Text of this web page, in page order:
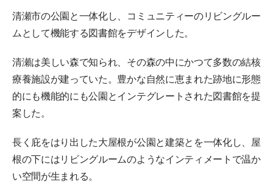
清瀬市の公園と一体化し、コミュニティーのリビングルー
ムとして機能する図書館をデザインした。
清瀬は美しい森で知られ、その森の中にかつて多数の結核
療養施設が建っていた。豊かな自然に恵まれた跡地に形態
的にも機能的にも公園とインテグレートされた図書館を提
案した。
長く庇をはり出した大屋根が公園と建築とを一体化し、屋
根の下にはリビングルームのようなインティメートで温か
い空間が生まれる。